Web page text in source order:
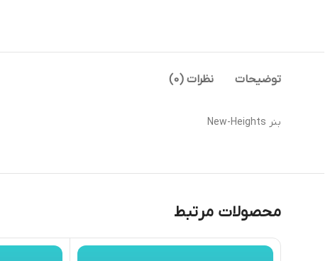
توضیحات نظرات (0)
بنر New-Heights
محصولات مرتبط